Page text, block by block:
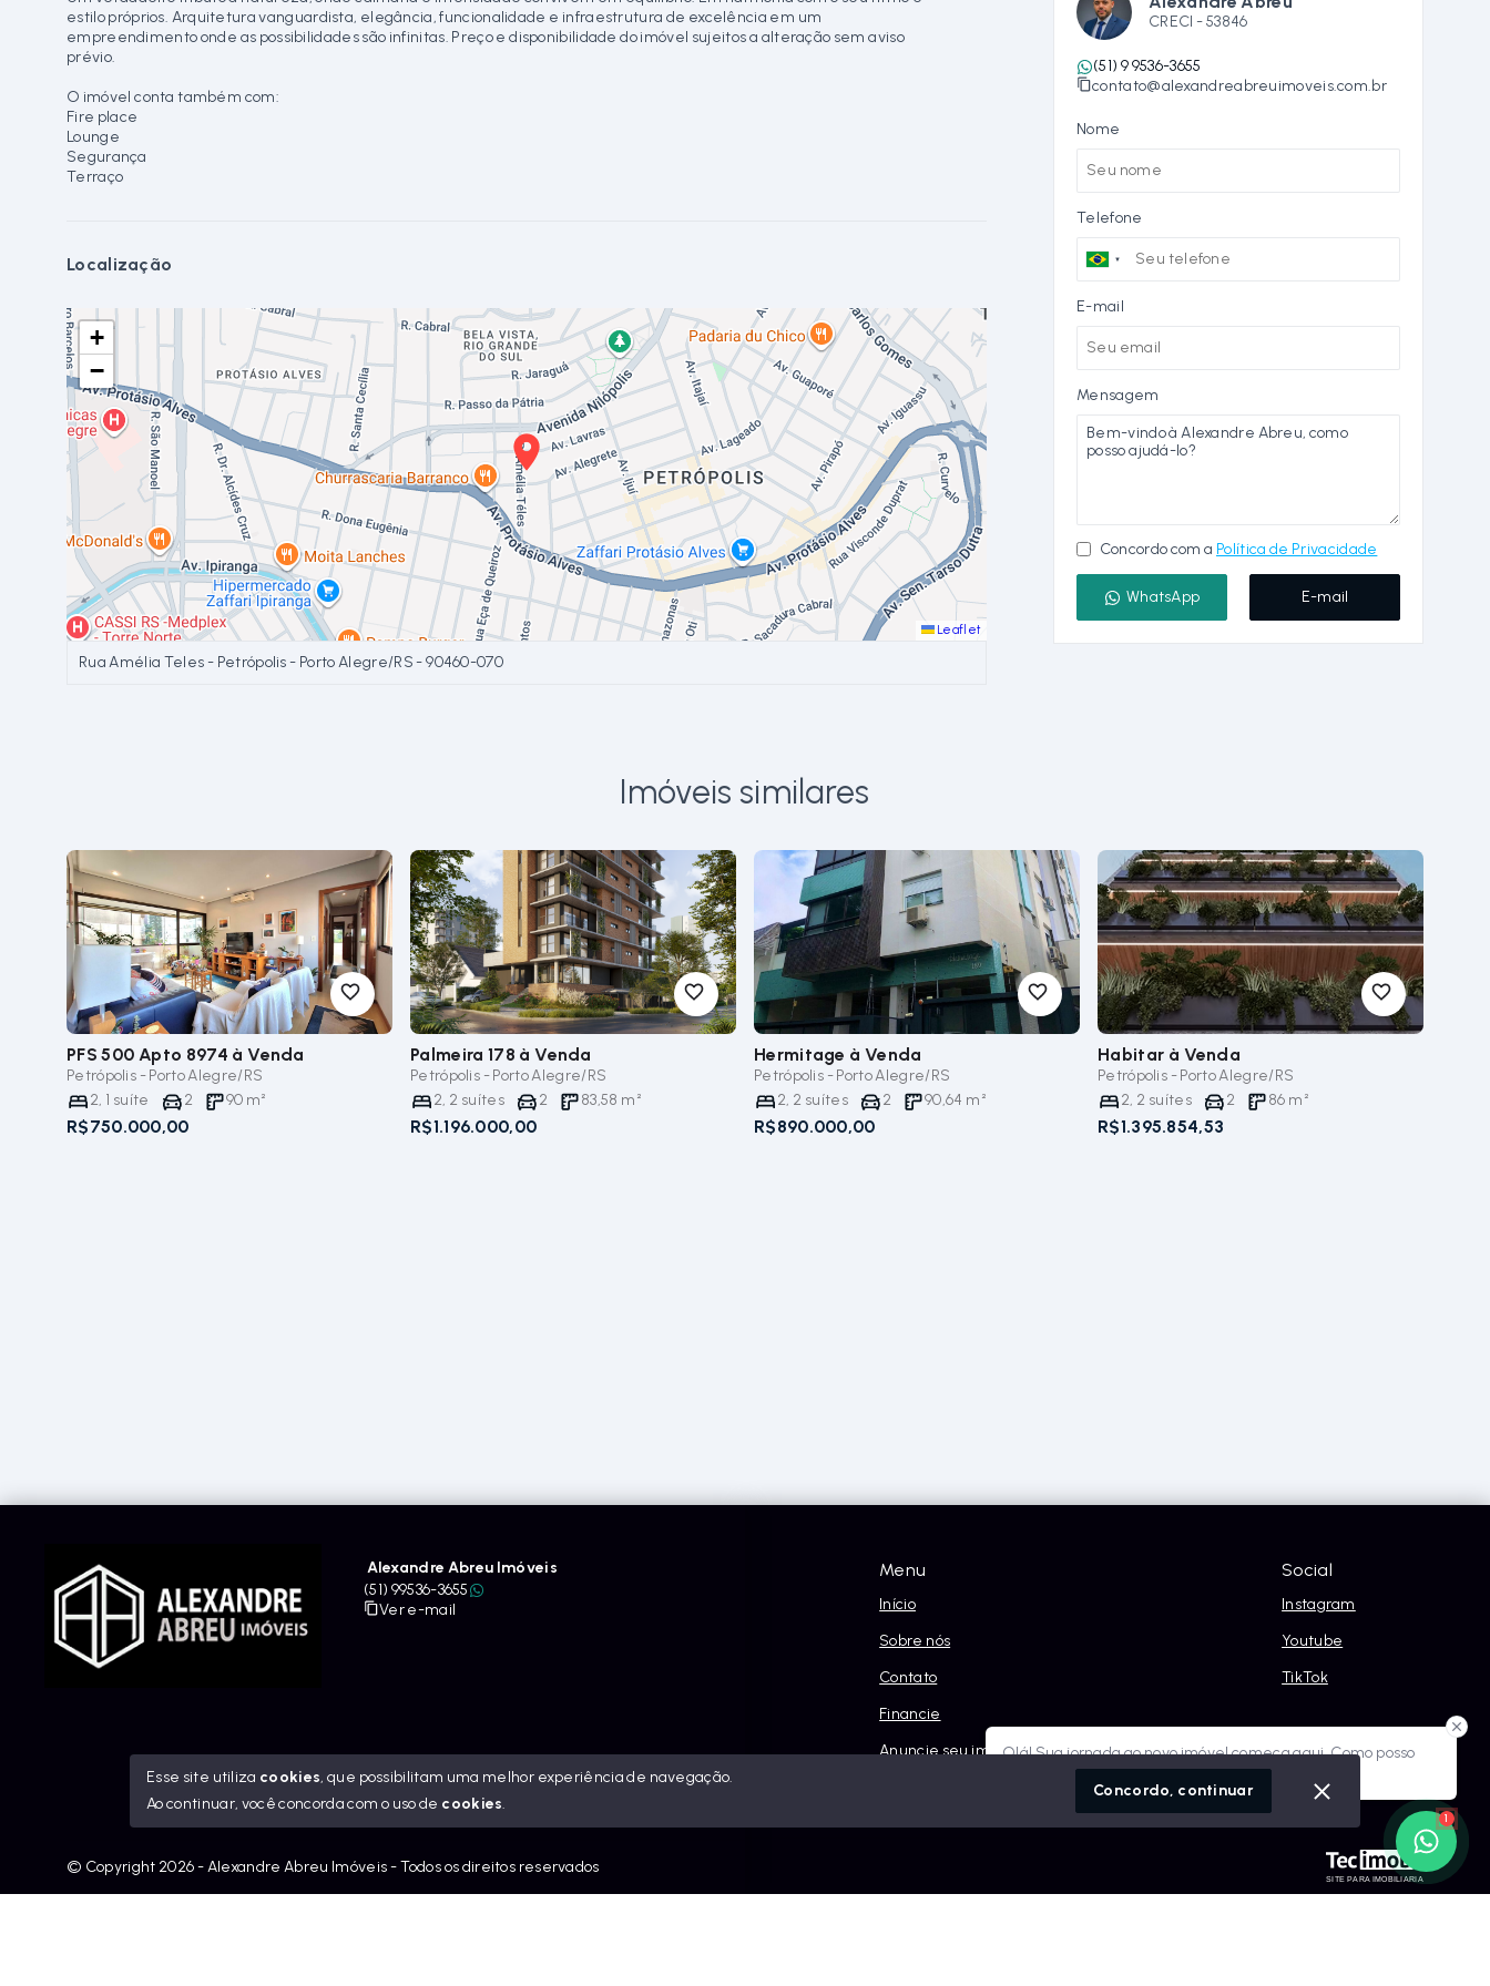
estilo próprios. Arquitetura vanguardista, elegância, funcionalidade e infraestrutura de excelência em um
empreendimento onde as possibilidades são infinitas. Preço e disponibilidade do imóvel sujeitos a alteração sem aviso
prévio.
O imóvel conta também com:
Fire place
Lounge
Segurança
Terraço
Localização
+
−
Leaflet
Rua Amélia Teles - Petrópolis - Porto Alegre/RS - 90460-070
CRECI -53846
(51) 9 9536-3655
contato@alexandreabreuimoveis.com.br
Nome
Telefone
E-mail
Mensagem
Concordo com a Política de Privacidade
WhatsApp E-mail
Imóveis similares
PFS 500 Apto 8974 à Venda
Petrópolis - Porto Alegre/RS
2, 1 suíte 2 90 m²
R$750.000,00
Palmeira 178 à Venda
Petrópolis - Porto Alegre/RS
2, 2 suítes 2 83,58 m²
R$1.196.000,00
Hermitage à Venda
Petrópolis - Porto Alegre/RS
2, 2 suítes 2 90,64 m²
R$890.000,00
Habitar à Venda
Petrópolis - Porto Alegre/RS
2, 2 suítes 2 86 m²
R$1.395.854,53
Olá! Sua jornada ao novo imóvel começa aqui. Como posso
1
Menu
Início
Sobre nós
Contato
Financie
Anuncie seu imóvel conosco
Social
Instagram
Youtube
TikTok
SITE PARA IMOBILIARIA
Alexandre Abreu Imóveis
(51) 99536-3655
Ver e-mail
© Copyright 2026 - Alexandre Abreu Imóveis - Todos os direitos reservados
Esse site utiliza cookies, que possibilitam uma melhor experiência de navegação.
Ao continuar, você concorda com o uso de cookies.
Concordo, continuar